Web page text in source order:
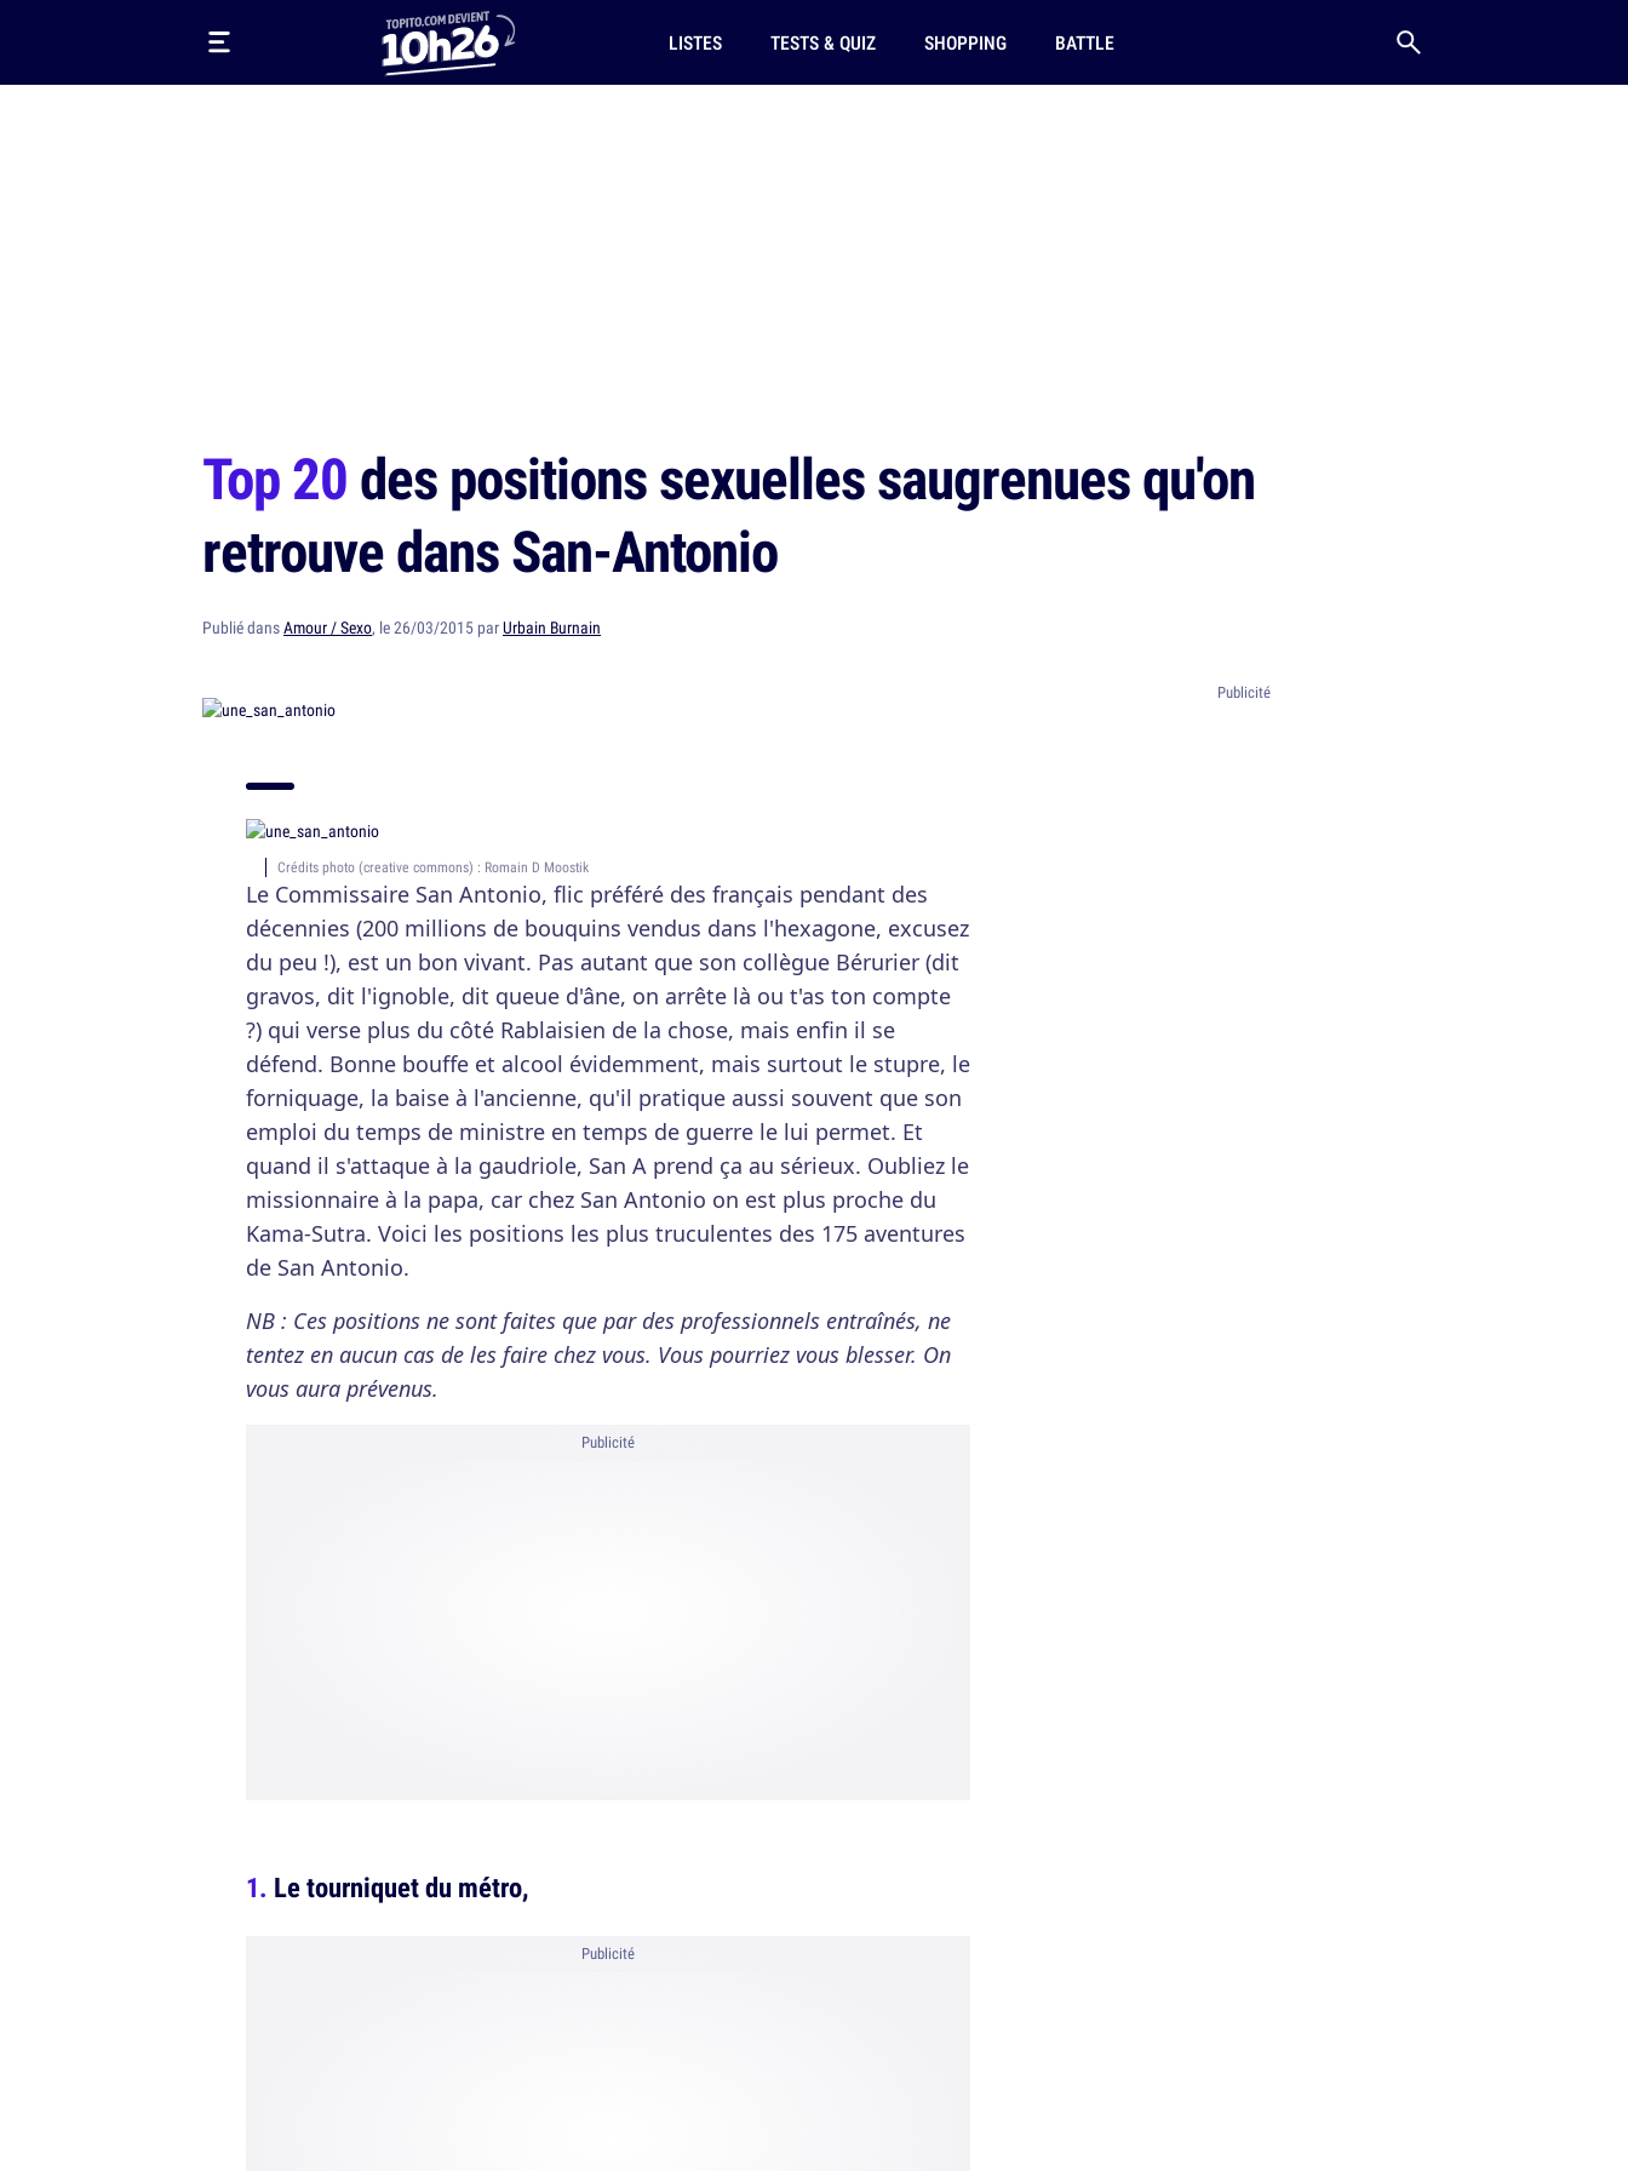
LISTES TESTS & QUIZ SHOPPING BATTLE
Top 20des positions sexuelles saugrenues qu'on
retrouve dans San-Antonio
Publié dansAmour / Sexo, le 26/03/2015 parUrbain Burnain
Crédits photo (creative commons) : Romain D Moostik
Le Commissaire San Antonio, flic préféré des français pendant des
décennies (200 millions de bouquins vendus dans l'hexagone, excusez
du peu !), est un bon vivant. Pas autant que son collègue Bérurier (dit
gravos, dit l'ignoble, dit queue d'âne, on arrête là ou t'as ton compte
?) qui verse plus du côté Rablaisien de la chose, mais enfin il se
défend. Bonne bouffe et alcool évidemment, mais surtout le stupre, le
forniquage, la baise à l'ancienne, qu'il pratique aussi souvent que son
emploi du temps de ministre en temps de guerre le lui permet. Et
quand il s'attaque à la gaudriole, San A prend ça au sérieux. Oubliez le
missionnaire à la papa, car chez San Antonio on est plus proche du
Kama-Sutra. Voici les positions les plus truculentes des 175 aventures
de San Antonio.
NB : Ces positions ne sont faites que par des professionnels entraînés, ne
tentez en aucun cas de les faire chez vous. Vous pourriez vous blesser. On
vous aura prévenus.
Publicité
Le tourniquet du ­métro,
Publicité